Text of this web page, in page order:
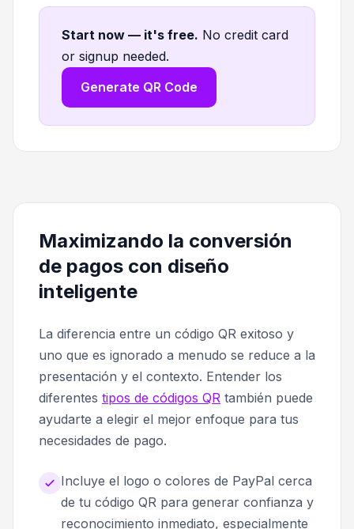
Start now — it's free. No credit card
or signup needed.
Generate QR Code
Maximizando la conversión
de pagos con diseño
inteligente
La diferencia entre un código QR exitoso y
uno que es ignorado a menudo se reduce a la
presentación y el contexto. Entender los
diferentes tipos de códigos QR también puede
ayudarte a elegir el mejor enfoque para tus
necesidades de pago.
Incluye el logo o colores de PayPal cerca
de tu código QR para generar confianza y
reconocimiento inmediato, especialmente